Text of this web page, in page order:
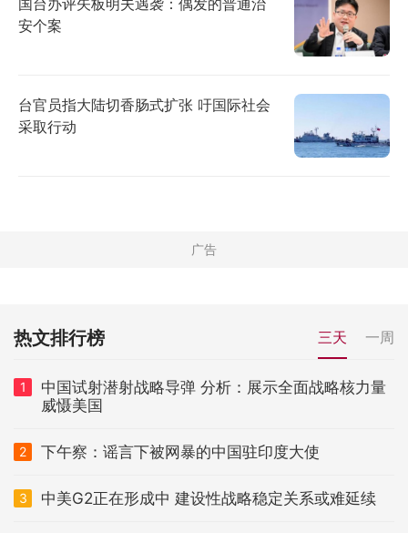
安个案
台官员指大陆切香肠式扩张 吁国际社会
采取行动
热文排行榜 三天 一周
1
中国试射潜射战略导弹 分析：展示全面战略核力量
威慑美国
2 下午察：谣言下被网暴的中国驻印度大使
3 中美G2正在形成中 建设性战略稳定关系或难延续